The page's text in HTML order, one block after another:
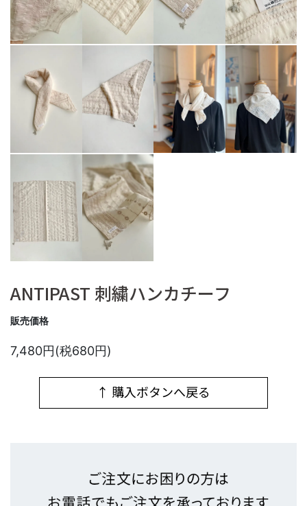
ANTIPAST 刺繍ハンカチーフ
販売価格
7,480円(税680円)
↑ 購入ボタンへ戻る